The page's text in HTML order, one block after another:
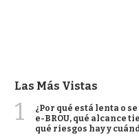
Las Más Vistas
1
¿Por qué está lenta o
e-BROU, qué alcance
qué riesgos hay y